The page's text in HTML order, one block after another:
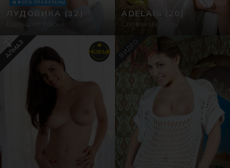
Фото
ЛУДОВИКА (32)
Большие соски
ФОТО ПРОВЕРЕНЫ
ADELAIS
(20)
Словакия
НОВЫЕ
АЛМАЗ ВИДЕО